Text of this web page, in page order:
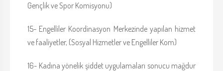
Gençlik ve Spor Komisyonu)
15- Engelliler Koordinasyon Merkezinde yapılan hizmet
ve faaliyetler, (Sosyal Hizmetler ve Engelliler Kom)
16- Kadına yönelik şiddet uygulamaları sonucu mağdur